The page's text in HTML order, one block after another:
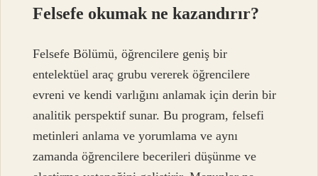
Felsefe okumak ne kazandırır?
Felsefe Bölümü, öğrencilere geniş bir
entelektüel araç grubu vererek öğrencilere
evreni ve kendi varlığını anlamak için derin bir
analitik perspektif sunar. Bu program, felsefi
metinleri anlama ve yorumlama ve aynı
zamanda öğrencilere becerileri düşünme ve